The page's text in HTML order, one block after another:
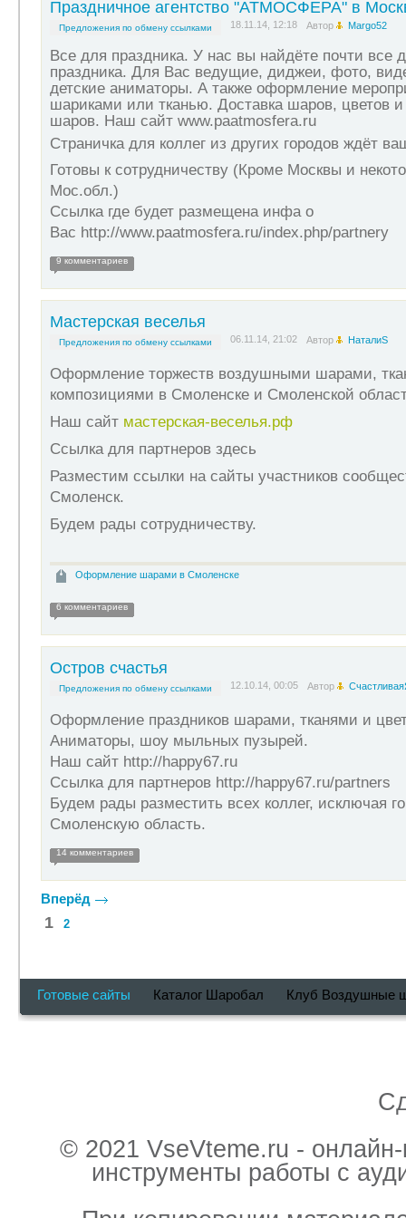
Праздничное агентство "АТМОСФЕРА" в
Предложения по обмену ссылками 18.11.14, 12:18 Автор Margo52
Все для праздника. У нас вы найдёте почти все
праздника. Для Вас ведущие, диджеи, фото,
детские аниматоры. А также оформление
шариками или тканью. Доставка шаров, цветов
шаров. Наш сайт www.paatmosfera.ru
Страничка для коллег из других городов ждёт
Готовы к сотрудничеству (Кроме Москвы и
Мос.обл.)
Ссылка где будет размещена инфа о
Вас http://www.paatmosfera.ru/index.php/partnery
9 комментариев
Мастерская веселья
Предложения по обмену ссылками 06.11.14, 21:02 Автор НаталиS
Оформление торжеств воздушными шарами,
композициями в Смоленске и Смоленской
Наш сайт мастерская-веселья.рф
Ссылка для партнеров здесь
Разместим ссылки на сайты участников
Смоленск.
Будем рады сотрудничеству.
Оформление шарами в Смоленске
6 комментариев
Остров счастья
Предложения по обмену ссылками 12.10.14, 00:05 Автор
Оформление праздников шарами, тканями и
Аниматоры, шоу мыльных пузырей.
Наш сайт http://happy67.ru
Ссылка для партнеров http://happy67.ru/partners
Будем рады разместить всех коллег, исключая
Смоленскую область.
14 комментариев
Вперёд
1 2
Готовые сайты Каталог Шаробал Клуб Воздушные
© 2021 VseVteme.ru -
инструменты работы с